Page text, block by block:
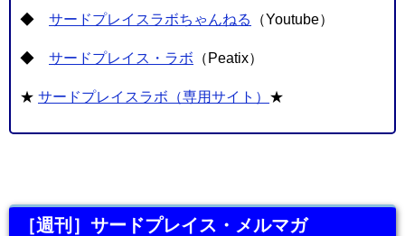
◆ サードプレイスラボちゃんねる （Youtube）
◆ サードプレイス・ラボ （Peatix）
★ サードプレイスラボ（専用サイト） ★
［週刊］サードプレイス・メルマガ